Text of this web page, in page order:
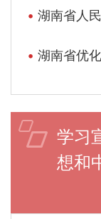
湖南省人民政府办公厅
湖南省优
学习
想和